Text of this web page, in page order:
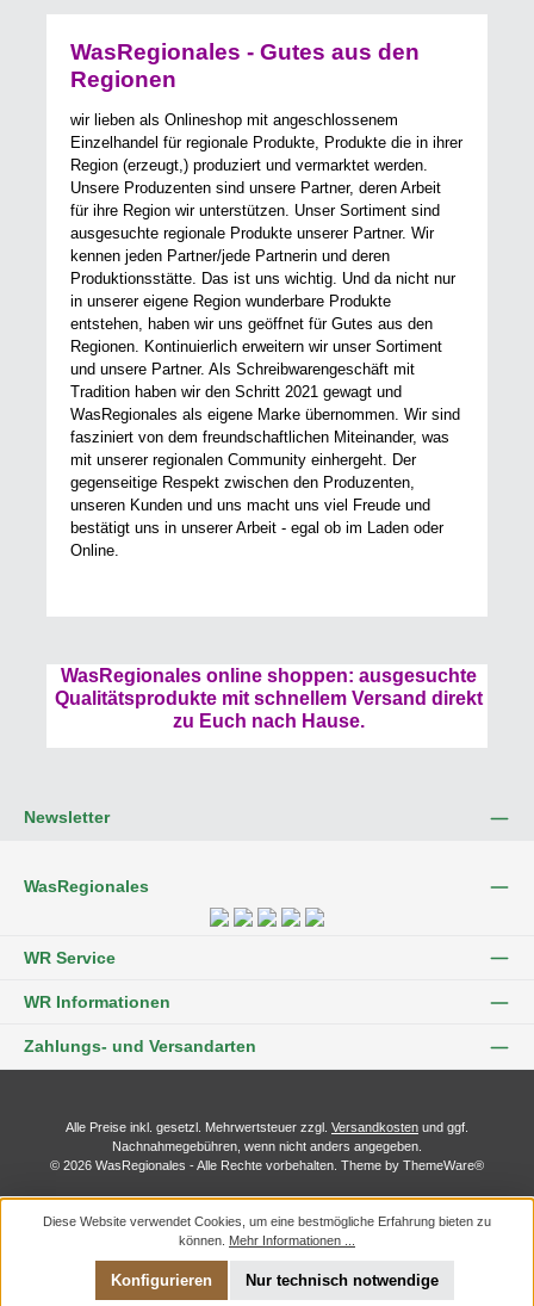
WasRegionales - Gutes aus den
Regionen
wir lieben als Onlineshop mit angeschlossenem
Einzelhandel für regionale Produkte, Produkte die in ihrer
Region (erzeugt,) produziert und vermarktet werden.
Unsere Produzenten sind unsere Partner, deren Arbeit
für ihre Region wir unterstützen. Unser Sortiment sind
ausgesuchte regionale Produkte unserer Partner. Wir
kennen jeden Partner/jede Partnerin und deren
Produktionsstätte. Das ist uns wichtig. Und da nicht nur
in unserer eigene Region wunderbare Produkte
entstehen, haben wir uns geöffnet für Gutes aus den
Regionen. Kontinuierlich erweitern wir unser Sortiment
und unsere Partner. Als Schreibwarengeschäft mit
Tradition haben wir den Schritt 2021 gewagt und
WasRegionales als eigene Marke übernommen. Wir sind
fasziniert von dem freundschaftlichen Miteinander, was
mit unserer regionalen Community einhergeht. Der
gegenseitige Respekt zwischen den Produzenten,
unseren Kunden und uns macht uns viel Freude und
bestätigt uns in unserer Arbeit - egal ob im Laden oder
Online.
WasRegionales online shoppen: ausgesuchte
Qualitätsprodukte mit schnellem Versand direkt
zu Euch nach Hause.
Newsletter
WasRegionales
WR Service
WR Informationen
Zahlungs- und Versandarten
Alle Preise inkl. gesetzl. Mehrwertsteuer zzgl. Versandkosten und ggf.
Nachnahmegebühren, wenn nicht anders angegeben.
© 2026 WasRegionales - Alle Rechte vorbehalten. Theme by ThemeWare®
Diese Website verwendet Cookies, um eine bestmögliche Erfahrung bieten zu
können. Mehr Informationen ...
Nur technisch notwendige
Konfigurieren